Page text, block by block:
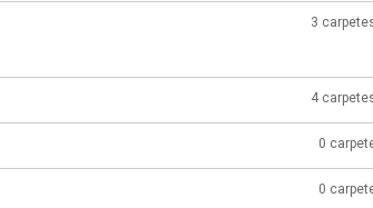
3
4
0
0